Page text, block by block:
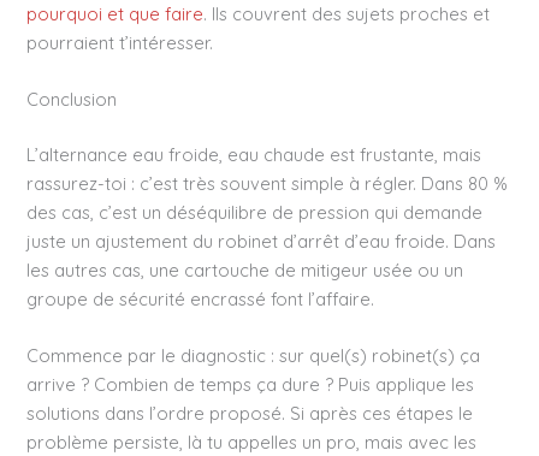
pourquoi et que faire. Ils couvrent des sujets proches et
pourraient t’intéresser.
Conclusion
L’alternance eau froide, eau chaude est frustante, mais
rassurez-toi : c’est très souvent simple à régler. Dans 80 %
des cas, c’est un déséquilibre de pression qui demande
juste un ajustement du robinet d’arrêt d’eau froide. Dans
les autres cas, une cartouche de mitigeur usée ou un
groupe de sécurité encrassé font l’affaire.
Commence par le diagnostic : sur quel(s) robinet(s) ça
arrive ? Combien de temps ça dure ? Puis applique les
solutions dans l’ordre proposé. Si après ces étapes le
problème persiste, là tu appelles un pro, mais avec les